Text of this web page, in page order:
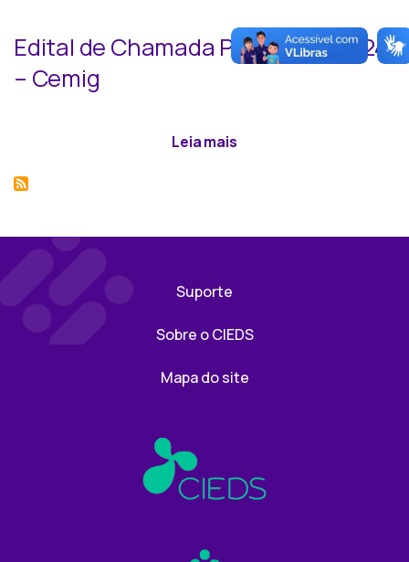
Edital de Chamada Pública 01/2024
– Cemig
Leia maissobre Edital de
Suporte
Sobre o CIEDS
Mapa do site